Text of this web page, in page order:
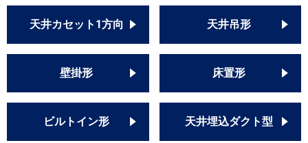
天井カセット1方向 天井吊形
壁掛形 床置形
ビルトイン形 天井埋込ダクト型